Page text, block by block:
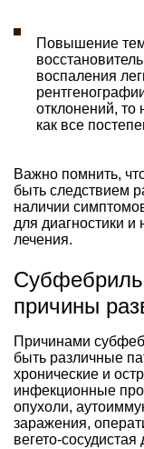
Повышение
воспаления
отклонений, то
как все
Важно помнить,
быть следствием
наличии
для диагностики и
лечения.
причины
Причинами
быть различные
хронические и
инфекционные
опухоли,
заражения,
вегето-